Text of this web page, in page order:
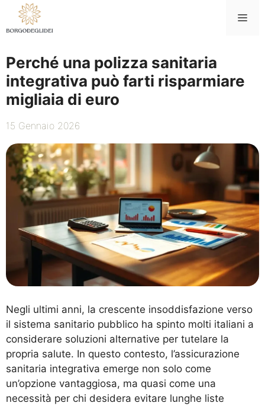
contenuto
Perché una polizza sanitaria
integrativa può farti risparmiare
migliaia di euro
15 Gennaio 2026
Negli ultimi anni, la crescente insoddisfazione verso
il sistema sanitario pubblico ha spinto molti italiani a
considerare soluzioni alternative per tutelare la
propria salute. In questo contesto, l’assicurazione
sanitaria integrativa emerge non solo come
un’opzione vantaggiosa, ma quasi come una
necessità per chi desidera evitare lunghe liste